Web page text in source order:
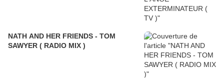
NATH AND HER FRIENDS - TOM
SAWYER ( RADIO MIX )